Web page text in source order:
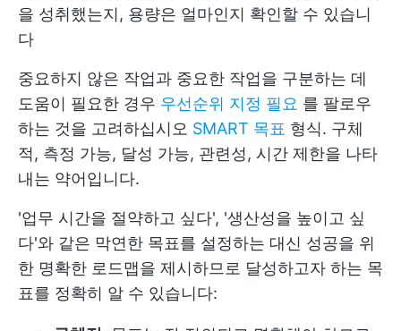
을 성취했는지, 용량은 얼마인지 확인할 수 있습니
다
중요하지 않은 작업과 중요한 작업을 구분하는 데
도움이 필요한 경우 우선순위 지정 필요 를 팔로우
하는 것을 고려하십시오 SMART 목표 형식. 구체
적, 측정 가능, 달성 가능, 관련성, 시간 제한을 나타
내는 약어입니다.
'업무 시간을 절약하고 싶다', '생산성을 높이고 싶
다'와 같은 막연한 목표를 설정하는 대신 성공을 위
한 명확한 로드맵을 제시하므로 달성하고자 하는 목
표를 정확히 알 수 있습니다: